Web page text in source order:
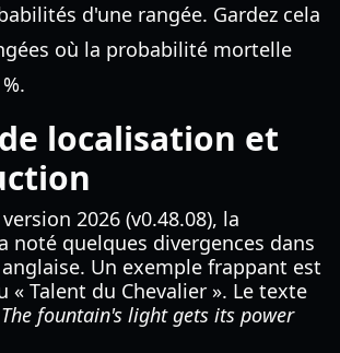
d'une rangée. Gardez cela
où la probabilité mortelle
localisation et
2026 (v0.48.08), la
noté quelques divergences dans
Un exemple frappant est
« Talent du Chevalier ». Le texte
fountain's light gets its power